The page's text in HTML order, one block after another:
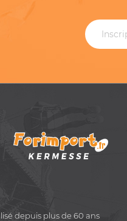
depuis plus de 60 ans